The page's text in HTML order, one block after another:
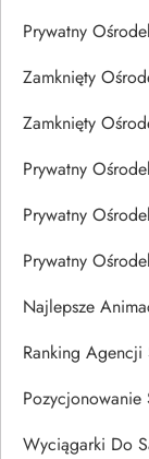
Prywatny
Zamknięty
Zamknięty
Prywatny
Prywatny
Prywatny
Najlepsze
Ranking
Pozycjonowanie
Wyciągarki Do